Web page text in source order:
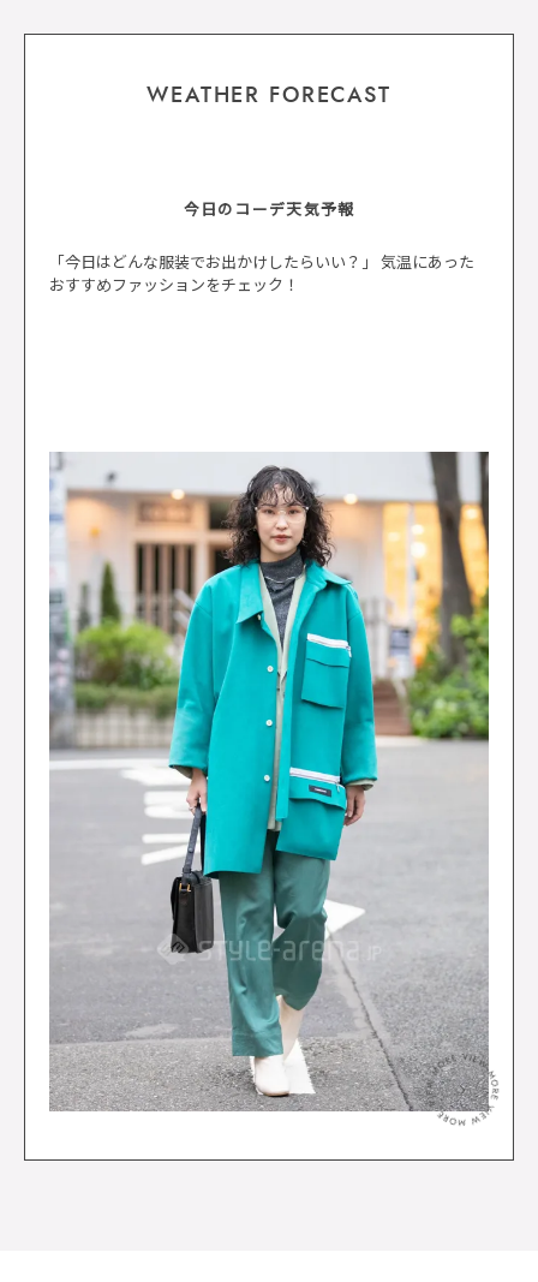
WEATHER FORECAST
今日のコーデ天気予報
「今日はどんな服装でお出かけしたらいい？」 気温にあった
おすすめファッションをチェック！
＞